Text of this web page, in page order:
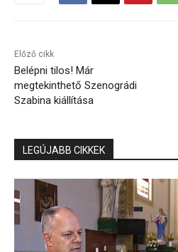
Előző cikk
Belépni tilos! Már
megtekinthető Szenográdi
Szabina kiállítása
LEGÚJABB CIKKEK